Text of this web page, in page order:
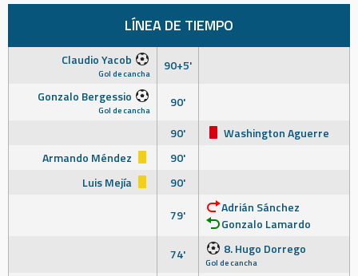
LÍNEA DE TIEMPO
Claudio Yacob
Gol de cancha
90+5'
Gonzalo Bergessio
Gol de cancha
90'
90'
Washington Aguerre
Armando Méndez
90'
Luis Mejía
90'
79'
Adrián Sánchez
Gonzalo Lamardo
74'
8. Hugo Dorrego
Gol de cancha